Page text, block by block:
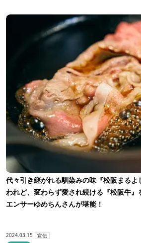
代々引き継がれる馴染みの味『松阪まる
われど、変わらず愛され続ける『松阪牛
エンサーゆめちんさんが堪能！
2024.03.15 宣伝